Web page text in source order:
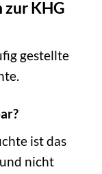
zur KHG
gestellte
ist das
nicht